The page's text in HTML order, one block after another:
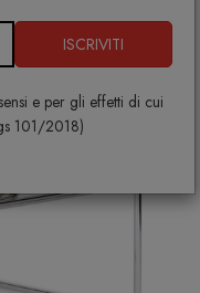
ISCRIVITI
e per gli effetti di cui
101/2018)